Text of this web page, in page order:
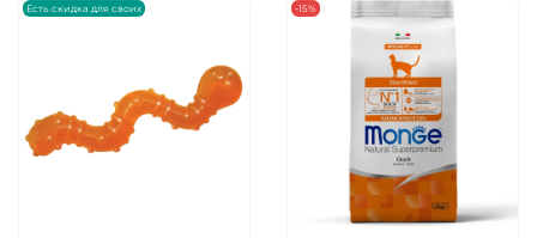
Есть скидка для своих -15%